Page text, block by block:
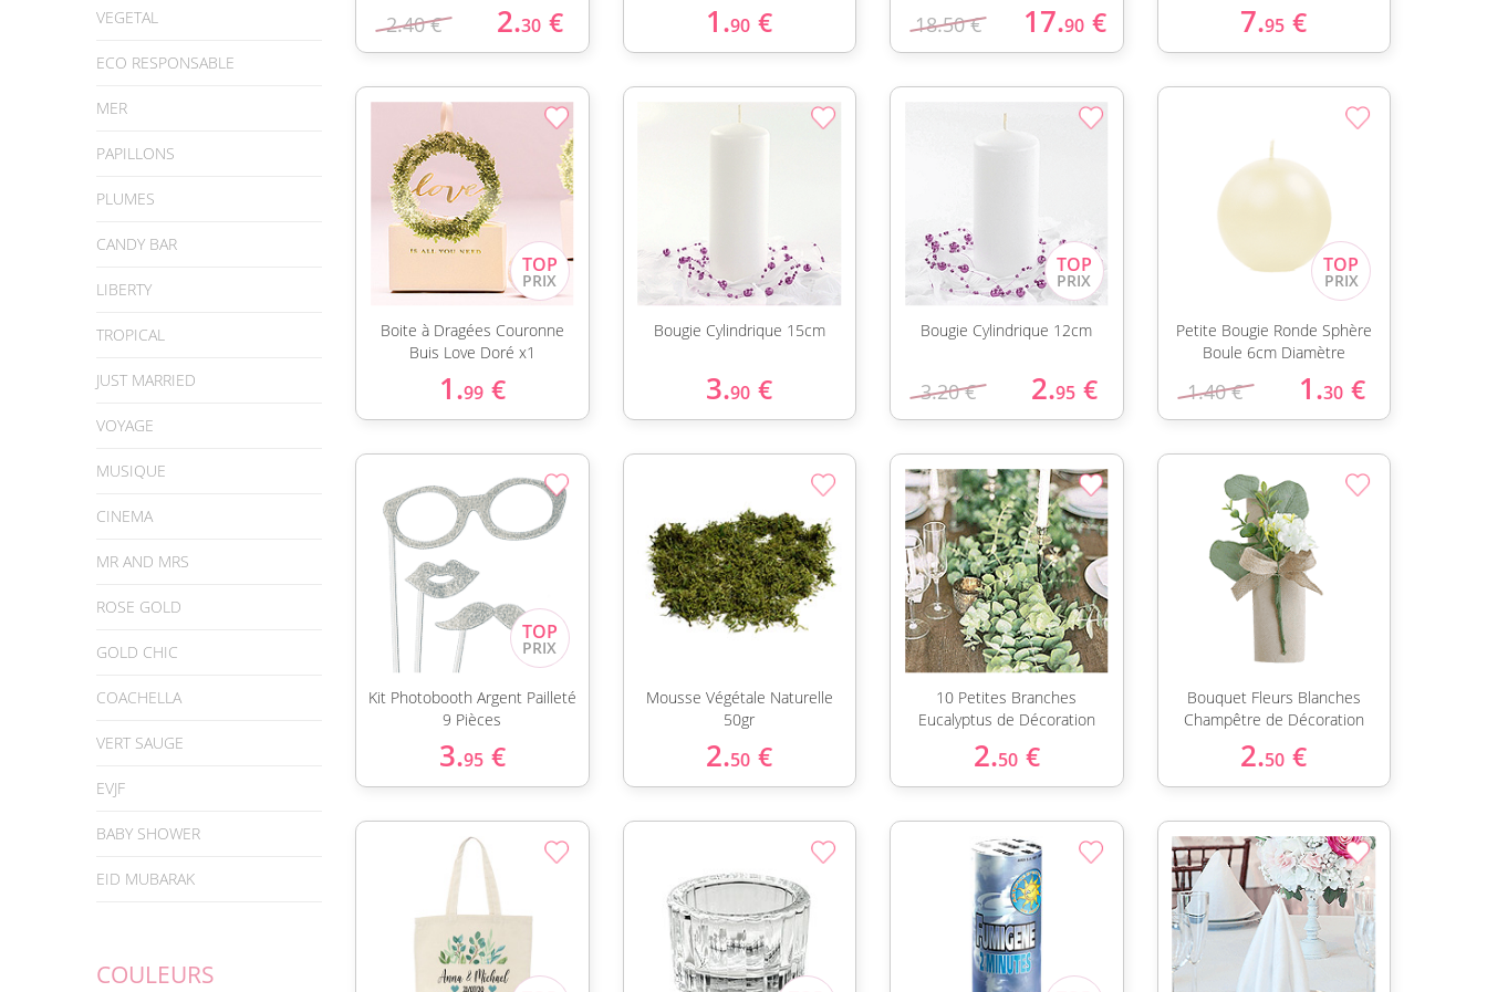
VEGETAL
ECO RESPONSABLE
MER
PAPILLONS
PLUMES
CANDY BAR
LIBERTY
TROPICAL
JUST MARRIED
VOYAGE
MUSIQUE
CINEMA
MR AND MRS
ROSE GOLD
GOLD CHIC
COACHELLA
VERT SAUGE
EVJF
BABY SHOWER
EID MUBARAK
COULEURS
2.40 € 2.30 € 1.90 € 18.50 € 17.90 € 7.95 €
Boite à Dragées Couronne
Buis Love Doré x1
1.99 €
Bougie Cylindrique 15cm
3.90 €
Bougie Cylindrique 12cm
3.20 € 2.95 €
Petite Bougie Ronde Sphère
Boule 6cm Diamètre
1.40 € 1.30 €
Kit Photobooth Argent Pailleté
9 Pièces
3.95 €
Mousse Végétale Naturelle
50gr
2.50 €
10 Petites Branches
Eucalyptus de Décoration
2.50 €
Bouquet Fleurs Blanches
Champêtre de Décoration
2.50 €